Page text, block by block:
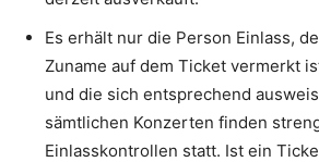
Es erhält nur die Person Einlass,
Zuname auf dem Ticket vermerkt
und die sich entsprechend
sämtlichen Konzerten finden
Einlasskontrollen statt. Ist ein